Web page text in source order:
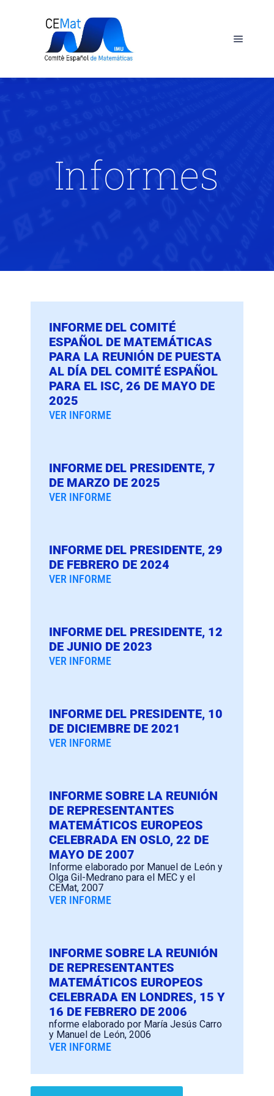
Informes
INFORME DEL COMITÉ
ESPAÑOL DE MATEMÁTICAS
PARA LA REUNIÓN DE PUESTA
AL DÍA DEL COMITÉ ESPAÑOL
PARA EL ISC, 26 DE MAYO DE
2025
VER INFORME
INFORME DEL PRESIDENTE, 7
DE MARZO DE 2025
VER INFORME
INFORME DEL PRESIDENTE, 29
DE FEBRERO DE 2024
VER INFORME
INFORME DEL PRESIDENTE, 12
DE JUNIO DE 2023
VER INFORME
INFORME DEL PRESIDENTE, 10
DE DICIEMBRE DE 2021
VER INFORME
INFORME SOBRE LA REUNIÓN
DE REPRESENTANTES
MATEMÁTICOS EUROPEOS
CELEBRADA EN OSLO, 22 DE
MAYO DE 2007
Informe elaborado por Manuel de León y
Olga Gil-Medrano para el MEC y el
CEMat, 2007
VER INFORME
INFORME SOBRE LA REUNIÓN
DE REPRESENTANTES
MATEMÁTICOS EUROPEOS
CELEBRADA EN LONDRES, 15 Y
16 DE FEBRERO DE 2006
nforme elaborado por María Jesús Carro
y Manuel de León, 2006
VER INFORME